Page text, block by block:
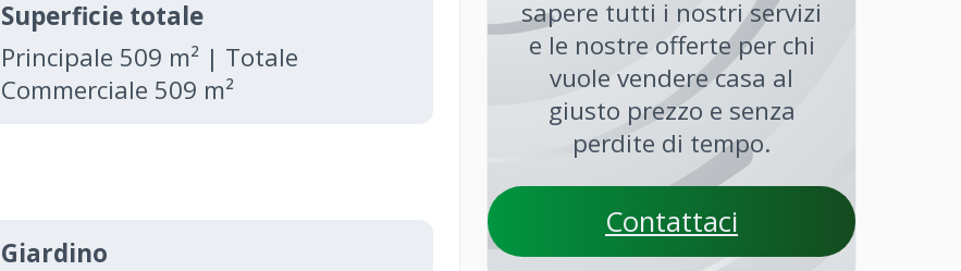
Superficie totale
Principale 509 m² | Totale
Commerciale 509 m²
Giardino
sapere tutti i nostri servizi
e le nostre offerte per chi
vuole vendere casa al
giusto prezzo e senza
perdite di tempo.
Contattaci